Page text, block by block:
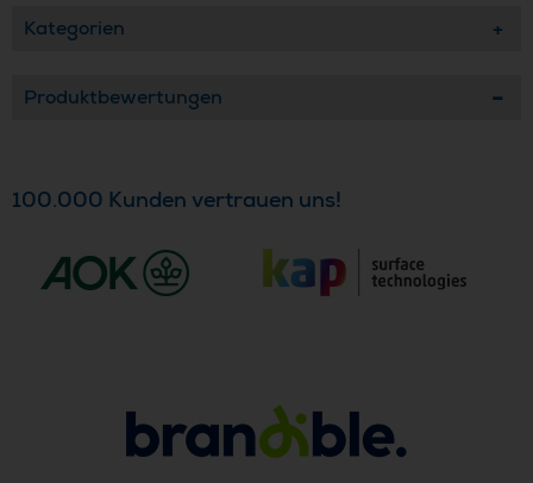
Kategorien
Produktbewertungen
100.000 Kunden vertrauen uns!